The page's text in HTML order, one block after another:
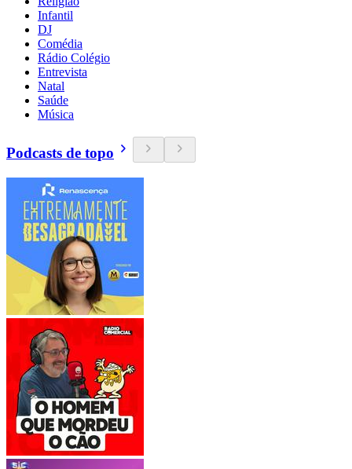
Infantil
DJ
Comédia
Rádio Colégio
Entrevista
Natal
Saúde
Música
Podcasts de topo